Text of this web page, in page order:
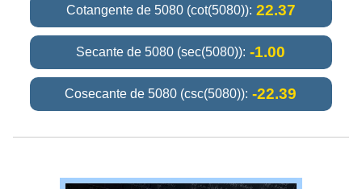
Cotangente de 5080 (cot(5080)): 22.37
Secante de 5080 (sec(5080)): -1.00
Cosecante de 5080 (csc(5080)): -22.39